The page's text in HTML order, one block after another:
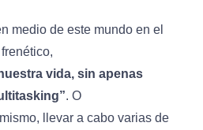
medio de este mundo en el
vida, sin apenas
. O
llevar a cabo varias de